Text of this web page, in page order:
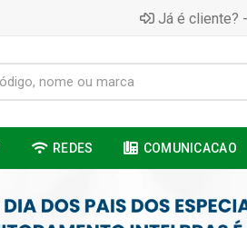
Já é cliente?
REDES COMUNICACAO